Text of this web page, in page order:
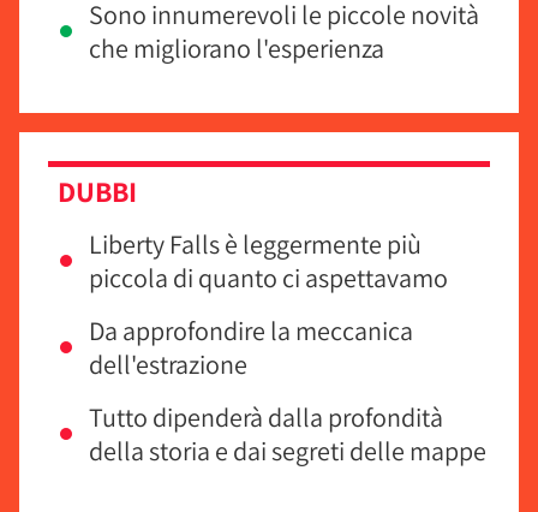
Sono innumerevoli le piccole novità
che migliorano l'esperienza
DUBBI
Liberty Falls è leggermente più
piccola di quanto ci aspettavamo
Da approfondire la meccanica
dell'estrazione
Tutto dipenderà dalla profondità
della storia e dai segreti delle mappe